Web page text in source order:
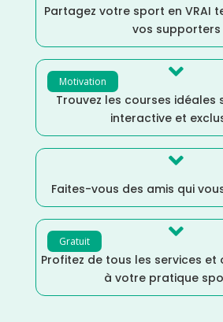
Partagez votre sport en VRAI
vos supporters
Motivation 
Trouvez les courses idéales
interactive et

Faites-vous des amis qui
Gratuit 
Profitez de tous les services et
à votre pratique